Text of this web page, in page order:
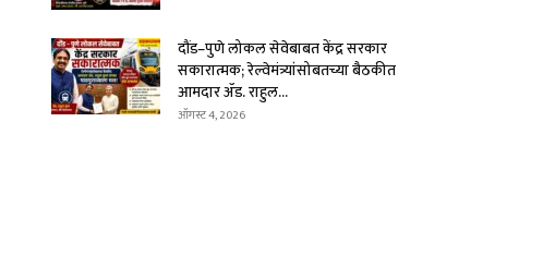
दौंड–पुणे लोकल सेवेबाबत केंद्र सरकार
सकारात्मक; रेल्वेमंत्र्यांसोबतच्या बैठकीत
आमदार ॲड. राहुल...
ऑगस्ट 4, 2026